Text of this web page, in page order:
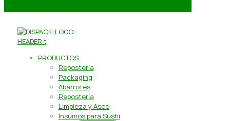
PRODUCTOS
Repostería
Packaging
Abarrotes
Repostería
Limpieza y Aseo
Insumos para Sushi